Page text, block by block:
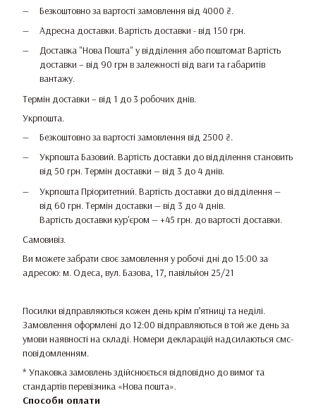
Безкоштовно за вартості замовлення від 4000 ₴.
Адресна доставки. Вартість доставки - від 150 грн.
Доставка "Нова Пошта" у відділення або поштомат Вартість
доставки – від 90 грн в залежності від ваги та габаритів
вантажу.
Термін доставки – від 1 до 3 робочих днів.
Укрпошта.
Безкоштовно за вартості замовлення від 2500 ₴.
Укрпошта Базовий. Вартість доставки до відділення становить
від 50 грн. Термін доставки — від 3 до 4 днів.
Укрпошта Пріоритетний. Вартість доставки до відділення —
від 60 грн. Термін доставки — від 3 до 4 днів.
Вартість доставки кур'єром — +45 грн. до вартості доставки.
Самовивіз.
Ви можете забрати своє замовлення у робочі дні до 15:00 за
адресою: м. Одеса, вул. Базова, 17, павільйон 25/21
Посилки відправляються кожен день крім п’ятниці та неділі.
Замовлення оформлені до 12:00 відправляються в той же день за
умови наявності на складі. Номери декларацій надсилаються смс-
повідомленням.
* Упаковка замовлень здійснюється відповідно до вимог та
стандартів перевізника «Нова пошта».
Способи оплати